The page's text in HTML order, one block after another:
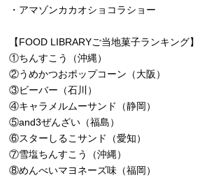
・アマゾンカカオショコラショー
【FOOD LIBRARYご当地菓子ランキング】
①ちんすこう（沖縄）
②うめかつおポップコーン（大阪）
③ビーバー（石川）
④キャラメルムーサンド（静岡）
⑤and3ぜんざい（福島）
⑥スターしるこサンド（愛知）
⑦雪塩ちんすこう（沖縄）
⑧めんべいマヨネーズ味（福岡）